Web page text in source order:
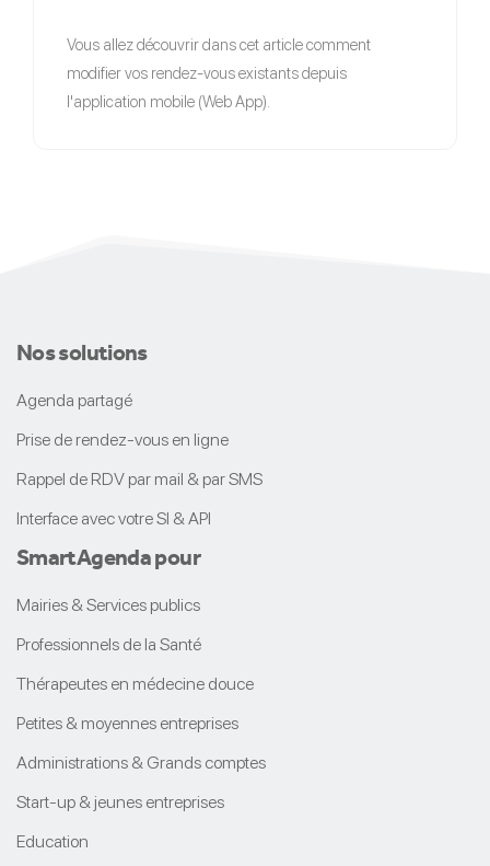
Vous allez découvrir dans cet article comment
modifier vos rendez-vous existants depuis
l'application mobile (Web App).
Nos solutions
Agenda partagé
Prise de rendez-vous en ligne
Rappel de RDV par mail & par SMS
Interface avec votre SI & API
SmartAgendapour
Mairies & Services publics
Professionnels de la Santé
Thérapeutes en médecine douce
Petites & moyennes entreprises
Administrations & Grands comptes
Start-up & jeunes entreprises
Education